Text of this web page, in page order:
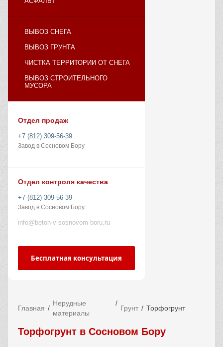
ВЫВОЗ СНЕГА
ВЫВОЗ ГРУНТА
ЧИСТКА ТЕРРИТОРИИ ОТ СНЕГА
ВЫВОЗ СТРОИТЕЛЬНОГО
МУСОРА
Отдел продаж
+7 (812) 309-56-39
Завод в Сосновом Бору
Отдел контроля качества
+7 (812) 309-56-39
Завод в Сосновом Бору
info@beton-v-sosnovom-boru.ru
Бесплатная консультация
Главная
Нерудные
материалы
Грунт Торфогрунт
Торфогрунт в Сосновом Бору